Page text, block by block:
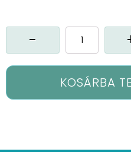
sötétítő
függöny
KOSÁRBA